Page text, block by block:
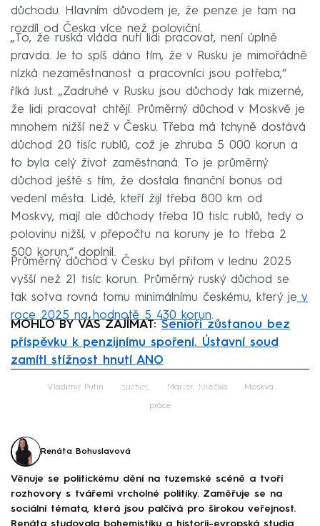
důchodu. Hlavním důvodem je, že penze je tam na
rozdíl od Česka více než poloviční.
„To, že ruská vláda nutí lidi pracovat, není úplně
pravda. Je to spíš dáno tím, že v Rusku je mimořádně
nízká nezaměstnanost a pracovníci jsou potřeba,“
říká Just. „Zadruhé v Rusku jsou důchody tak mizerné,
že lidi pracovat chtějí. Průměrný důchod v Moskvě je
mnohem nižší než v Česku. Třeba má tchyně dostává
důchod 20 tisíc rublů, což je zhruba 5 000 korun a
to byla celý život zaměstnaná. To je průměrný
důchod ještě s tím, že dostala finanční bonus od
vedení města. Lidé, kteří žijí třeba 800 km od
Moskvy, mají ale důchody třeba 10 tisíc rublů, tedy o
polovinu nižší, v přepočtu na koruny je to třeba 2
500 korun,“ doplnil.
Průměrný důchod v Česku byl přitom v lednu 2025
vyšší než 21 tisíc korun. Průměrný ruský důchod se
tak sotva rovná tomu minimálnímu českému, který je v
roce 2025 na hodnotě 5 430 korun.
MOHLO BY VÁS ZAJÍMAT: Senioři zůstanou bez
příspěvku k penzijnímu spoření. Ústavní soud
zamítl stížnost hnutí ANO
Failed to fetch
Vladimir Putin důchod Marian Jurečka Moskva
práce
Renáta Bohuslavová
Věnuje se politickému dění na tuzemské scéně a tvoří
rozhovory s tvářemi vrcholné politiky. Zaměřuje se na
sociální témata, která jsou palčivá pro širokou veřejnost.
Renáta studovala bohemistiku a historii-evropská studia